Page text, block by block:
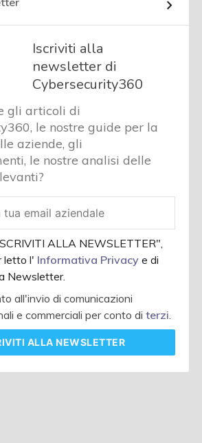
Iscriviti alla
newsletter di
Cybersecurity360
gli articoli di
le nostre guide per la
aziende, gli
le nostre analisi delle
ALLA NEWSLETTER",
letto l' Informativa Privacye di
Newsletter.
all'invio di comunicazioni
e commerciali per conto diterzi.
ALLA NEWSLETTER